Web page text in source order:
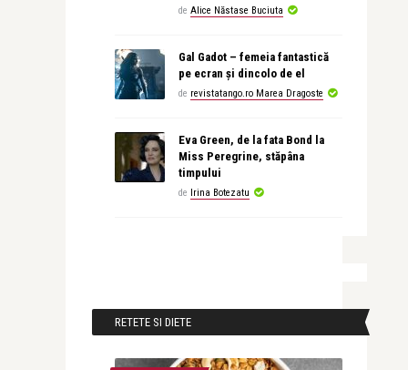
de Alice Năstase Buciuta
Gal Gadot – femeia fantastică
pe ecran și dincolo de el
de revistatango.ro Marea Dragoste
Eva Green, de la fata Bond la
Miss Peregrine, stăpâna
timpului
de Irina Botezatu
RETETE SI DIETE